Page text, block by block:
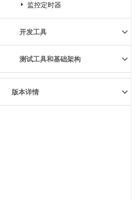
监控定时器
开发工具
测试工具和基础架构
版本详情